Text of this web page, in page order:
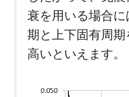
衰を用いる場合
期と上下固有周
高いといえます。